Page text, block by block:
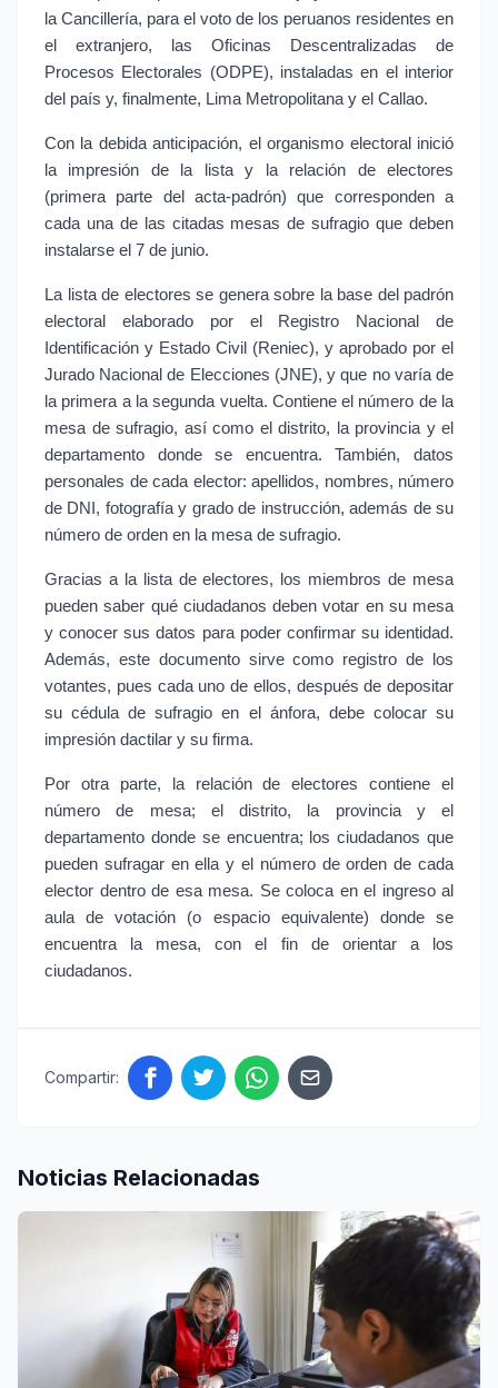
la Cancillería, para el voto de los peruanos residentes en
el extranjero, las Oficinas Descentralizadas de
Procesos Electorales (ODPE), instaladas en el interior
del país y, finalmente, Lima Metropolitana y el Callao.
Con la debida anticipación, el organismo electoral inició
la impresión de la lista y la relación de electores
(primera parte del acta-padrón) que corresponden a
cada una de las citadas mesas de sufragio que deben
instalarse el 7 de junio.
La lista de electores se genera sobre la base del padrón
electoral elaborado por el Registro Nacional de
Identificación y Estado Civil (Reniec), y aprobado por el
Jurado Nacional de Elecciones (JNE), y que no varía de
la primera a la segunda vuelta. Contiene el número de la
mesa de sufragio, así como el distrito, la provincia y el
departamento donde se encuentra. También, datos
personales de cada elector: apellidos, nombres, número
de DNI, fotografía y grado de instrucción, además de su
número de orden en la mesa de sufragio.
Gracias a la lista de electores, los miembros de mesa
pueden saber qué ciudadanos deben votar en su mesa
y conocer sus datos para poder confirmar su identidad.
Además, este documento sirve como registro de los
votantes, pues cada uno de ellos, después de depositar
su cédula de sufragio en el ánfora, debe colocar su
impresión dactilar y su firma.
Por otra parte, la relación de electores contiene el
número de mesa; el distrito, la provincia y el
departamento donde se encuentra; los ciudadanos que
pueden sufragar en ella y el número de orden de cada
elector dentro de esa mesa. Se coloca en el ingreso al
aula de votación (o espacio equivalente) donde se
encuentra la mesa, con el fin de orientar a los
ciudadanos.
Compartir:
Noticias Relacionadas